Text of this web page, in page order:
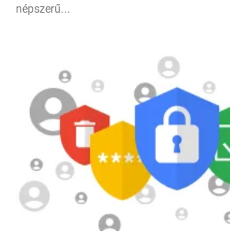
népszerű